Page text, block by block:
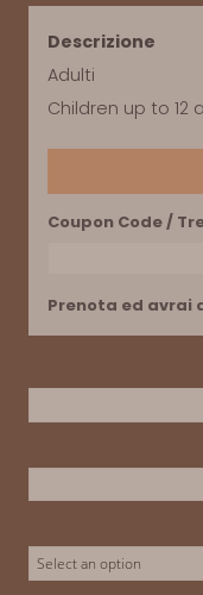
Descrizione
Adulti
Children up to 12
Coupon Code /
Prenota ed avrai